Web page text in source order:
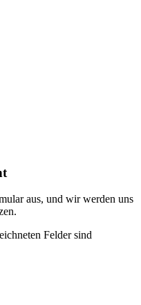
aus, und wir werden uns
Felder sind